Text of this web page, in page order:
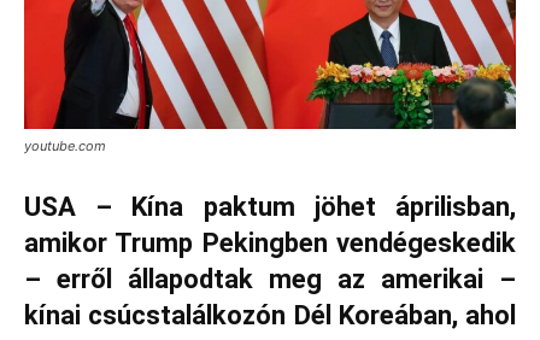
youtube.com
USA – Kína paktum jöhet áprilisban,
amikor Trump Pekingben vendégeskedik
– erről állapodtak meg az amerikai –
kínai csúcstalálkozón Dél Koreában, ahol